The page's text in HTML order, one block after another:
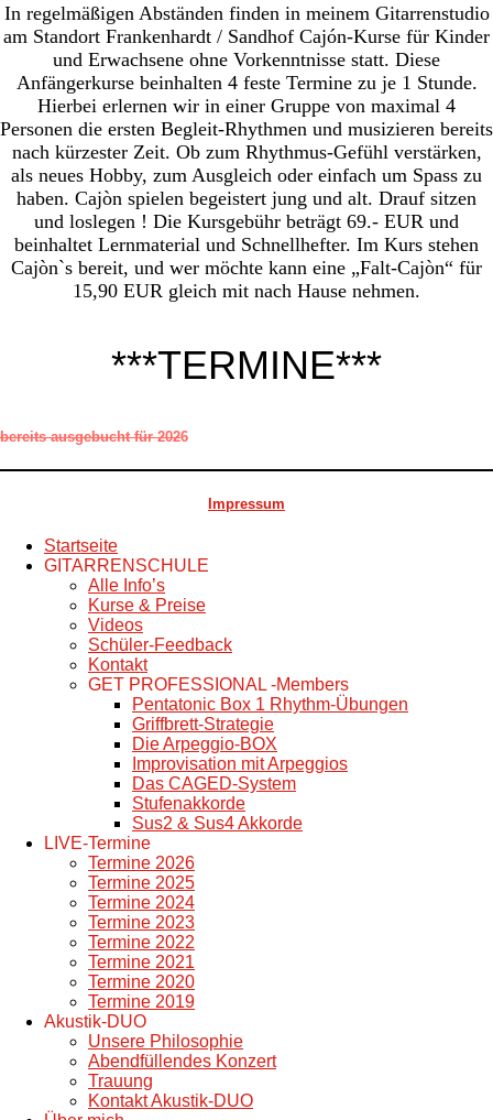
In regelmäßigen Abständen finden in meinem Gitarrenstudio
am Standort Frankenhardt / Sandhof Cajón-Kurse für Kinder
und Erwachsene ohne Vorkenntnisse statt. Diese
Anfängerkurse beinhalten 4 feste Termine zu je 1 Stunde.
Hierbei erlernen wir in einer Gruppe von maximal 4
Personen die ersten Begleit-Rhythmen und musizieren bereits
nach kürzester Zeit. Ob zum Rhythmus-Gefühl verstärken,
als neues Hobby, zum Ausgleich oder einfach um Spass zu
haben. Cajòn spielen begeistert jung und alt. Drauf sitzen
und loslegen ! Die Kursgebühr beträgt 69.- EUR und
beinhaltet Lernmaterial und Schnellhefter. Im Kurs stehen
Cajòn`s bereit, und wer möchte kann eine „Falt-Cajòn“ für
15,90 EUR gleich mit nach Hause nehmen.
***TERMINE***
bereits ausgebucht für 2026
Impressum
Startseite
GITARRENSCHULE
Alle Info’s
Kurse & Preise
Videos
Schüler-Feedback
Kontakt
GET PROFESSIONAL -Members
Pentatonic Box 1 Rhythm-Übungen
Griffbrett-Strategie
Die Arpeggio-BOX
Improvisation mit Arpeggios
Das CAGED-System
Stufenakkorde
Sus2 & Sus4 Akkorde
LIVE-Termine
Termine 2026
Termine 2025
Termine 2024
Termine 2023
Termine 2022
Termine 2021
Termine 2020
Termine 2019
Akustik-DUO
Unsere Philosophie
Abendfüllendes Konzert
Trauung
Kontakt Akustik-DUO